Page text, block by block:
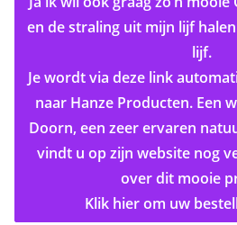
en de straling uit mijn lijf
lijf.
Je wordt via deze link
naar Hanze Producten. Een
Doorn, een zeer ervaren
vindt u op zijn website nog
over dit mooie
Klik hier om uw